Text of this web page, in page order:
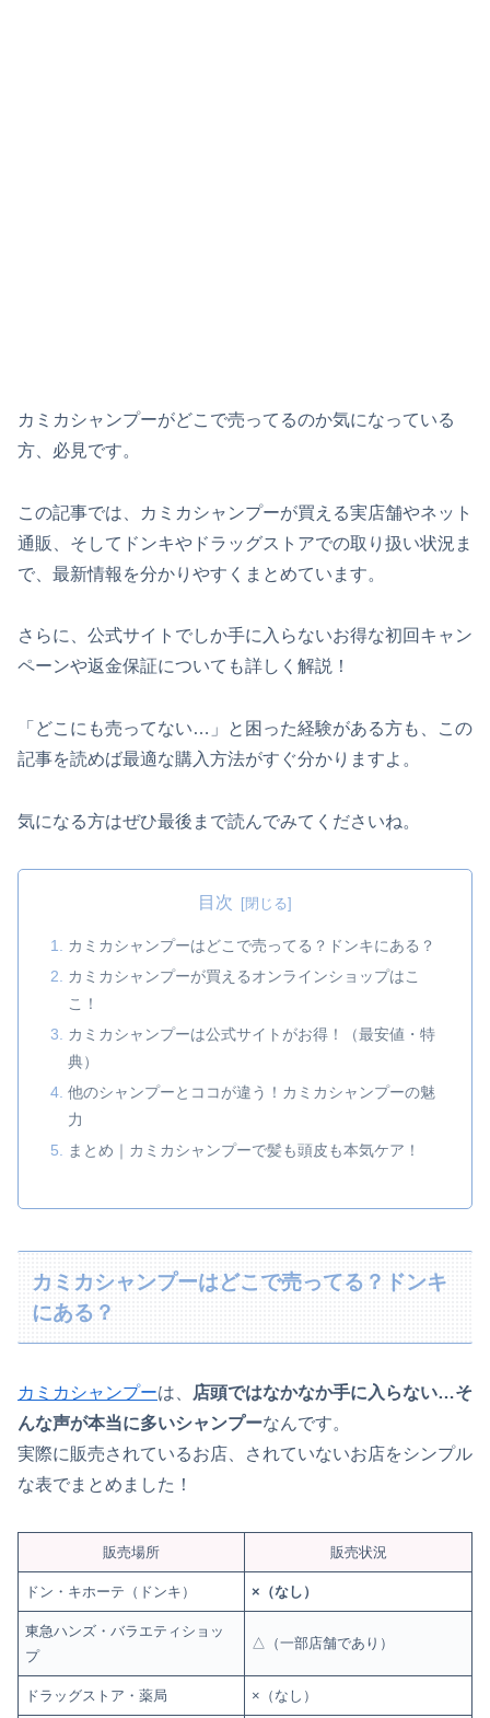
カミカシャンプーがどこで売ってるのか気になっている
方、必見です。
この記事では、カミカシャンプーが買える実店舗やネット
通販、そしてドンキやドラッグストアでの取り扱い状況ま
で、最新情報を分かりやすくまとめています。
さらに、公式サイトでしか手に入らないお得な初回キャン
ペーンや返金保証についても詳しく解説！
「どこにも売ってない…」と困った経験がある方も、この
記事を読めば最適な購入方法がすぐ分かりますよ。
気になる方はぜひ最後まで読んでみてくださいね。
目次
カミカシャンプーはどこで売ってる？ドンキにある？
カミカシャンプーが買えるオンラインショップはこ
こ！
カミカシャンプーは公式サイトがお得！（最安値・特
典）
他のシャンプーとココが違う！カミカシャンプーの魅
力
まとめ｜カミカシャンプーで髪も頭皮も本気ケア！
カミカシャンプーはどこで売ってる？ドンキ
にある？
カミカシャンプーは、
店頭ではなかなか手に入らない…そ
んな声が本当に多いシャンプーなんです。
実際に販売されているお店、されていないお店をシンプル
な表でまとめました！
販売場所 販売状況
ドン・キホーテ（ドンキ） ×（なし）
東急ハンズ・バラエティショッ
プ
△（一部店舗であり）
ドラッグストア・薬局 ×（なし）